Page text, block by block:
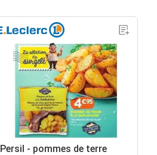
Persil - pommes de terre